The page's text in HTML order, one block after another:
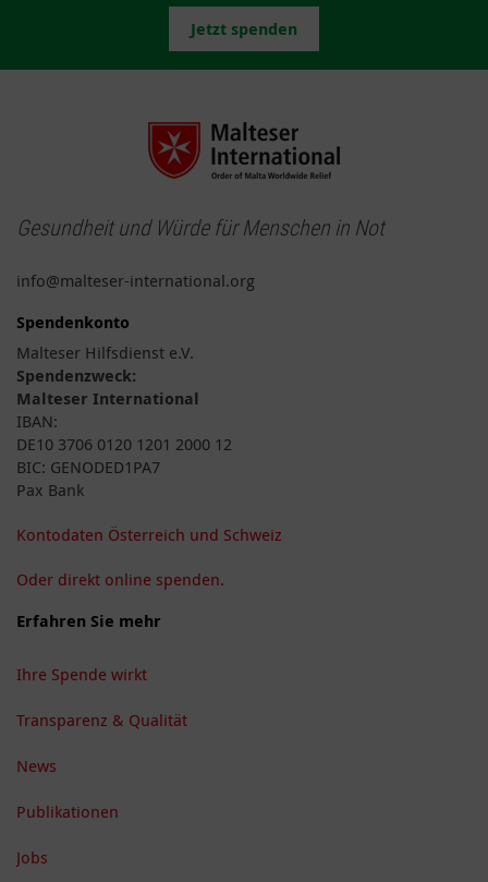
Jetzt spenden
Gesundheit und Würde für Menschen in Not
info@malteser-international.org
Spendenkonto
Malteser Hilfsdienst e.V.
Spendenzweck:
Malteser International
IBAN:
DE10 3706 0120 1201 2000 12
BIC: GENODED1PA7
Pax Bank
Kontodaten Österreich und Schweiz
Oder direkt online spenden.
Erfahren Sie mehr
Ihre Spende wirkt
Transparenz & Qualität
News
Publikationen
Jobs